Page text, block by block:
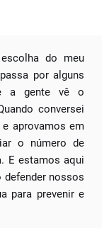
do meu
por alguns
a gente vê o
conversei
aprovamos em
o número de
E estamos aqui
defender nossos
para prevenir e